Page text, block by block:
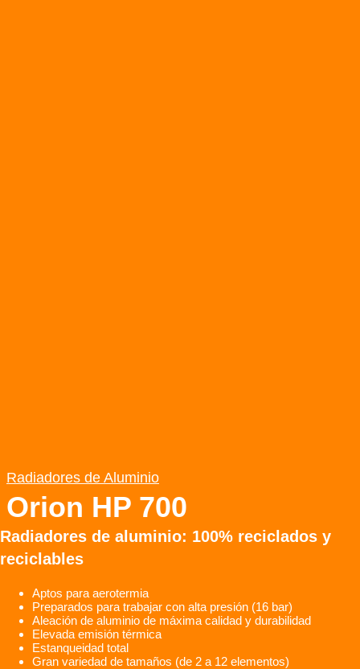
Radiadores de Aluminio
Orion HP 700
Radiadores de aluminio: 100% reciclados y
reciclables
Aptos para aerotermia
Preparados para trabajar con alta presión (16 bar)
Aleación de aluminio de máxima calidad y durabilidad
Elevada emisión térmica
Estanqueidad total
Gran variedad de tamaños (de 2 a 12 elementos)